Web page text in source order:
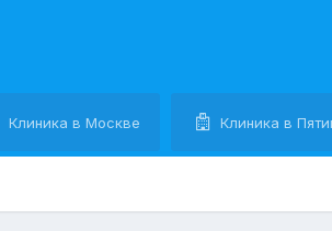
Клиника в Москве Клиника в